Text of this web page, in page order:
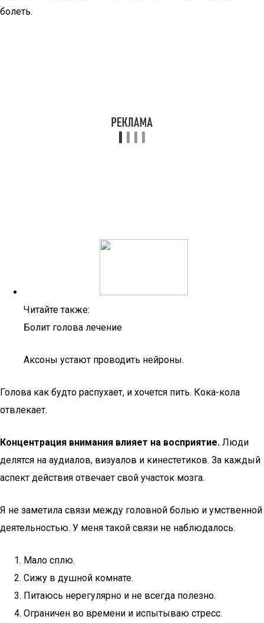
болеть.
Читайте также:
Болит голова лечение
Аксоны устают проводить нейроны.
Голова как будто распухает, и хочется пить. Кока-кола
отвлекает.
Концентрация внимания влияет на восприятие. Люди
делятся на аудиалов, визуалов и кинестетиков. За каждый
аспект действия отвечает свой участок мозга.
Я не заметила связи между головной болью и умственной
деятельностью. У меня такой связи не наблюдалось.
Мало сплю.
Сижу в душной комнате.
Питаюсь нерегулярно и не всегда полезно.
Ограничен во времени и испытываю стресс.